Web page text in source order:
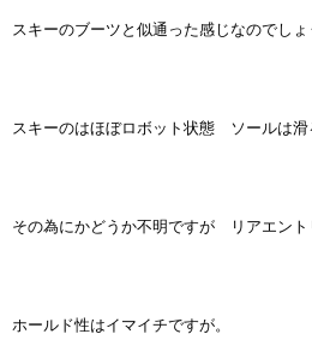
スキーのブーツと似通った感じなのでしょ
スキーのはほぼロボット状態 ソールは滑
その為にかどうか不明ですが リアエント
ホールド性はイマイチですが。